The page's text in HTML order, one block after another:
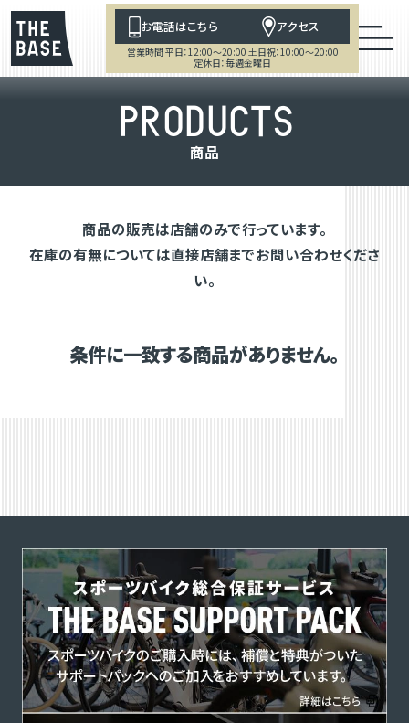
お電話はこちら アクセス
営業時間 平日：12:00～20:00 土日祝：10:00～20:00
定休日：毎週金曜日
PRODUCTS
商品
商品の販売は店舗のみで行っています。
在庫の有無については直接店舗までお問い合わせくださ
い。
条件に一致する商品がありません。